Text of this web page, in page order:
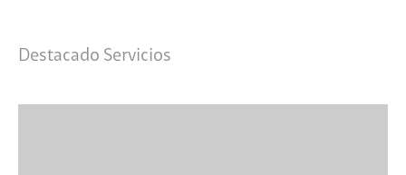
Destacado Servicios